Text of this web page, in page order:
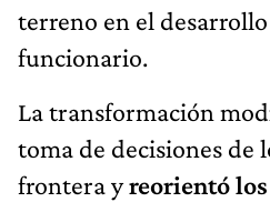
terreno en el
funcionario.
La transformación
toma de decisiones de
frontera yreorientó